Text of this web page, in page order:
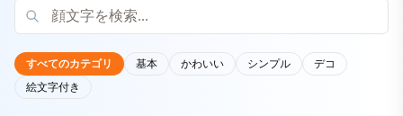
すべてのカテゴリ 基本 かわいい シンプル
デコ
絵文字付き